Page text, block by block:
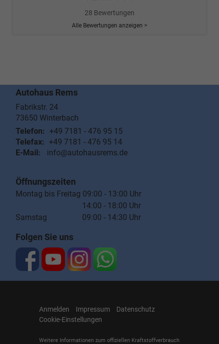
28 Bewertungen
Alle Bewertungen anzeigen >
Autohaus Rems
Fabrikstr. 24
73650 Winterbach
Telefon: +49 7181 - 476 95 15
Telefax: +49 7181 - 476 95 14
E-Mail:
info@autohausrems.de
Öffnungszeiten
Montag bis Freitag 09:00 - 13:00 Uhr
14:00 - 18:00 Uhr
Samstag 09:00 - 14:30 Uhr
Folgen Sie uns
Anmelden Impressum
Datenschutz
Cookie-Einstellungen
Weitere Informationen zum offiziellen Kraftstoffverbrauch